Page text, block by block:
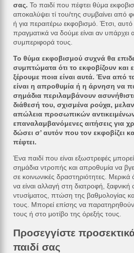
σας. Το παιδί που πέφτει θύμα
αποκαλύψει τί του/της συμβαίνει από
ή για περαιτέρω εκφοβισμό. Έτσι,
πραγματικά να δούμε είναι αν υπάρχει
συμπεριφορά τους.
Το θύμα εκφοβισμού συχνά θα
συμπτώματα ότι το εκφοβίζουν και
ξέρουμε ποια είναι αυτά. Ένα από
είναι η απροθυμία ή η άρνηση να
σημάδια περιλαμβάνουν
διάθεσή του, σχισμένα ρούχα,
απώλεια προσωπικών
επαναλαμβανόμενες αιτήσεις για
δώσει σ’ αυτόν που τον εκφοβίζει
πέφτει.
Ένα παιδί που είναι εξωστρεφές
σημάδια ντροπής και απροθυμία να
σε κοινωνικές δραστηριότητες.
να είναι αλλαγή στη διατροφή,
ντυσίματος, πτώση της βαθμολογίας
τους. Μπορεί επίσης να
τους ή στο μοτίβο της όρεξής τους.
Προσεγγίστε
παιδί σας